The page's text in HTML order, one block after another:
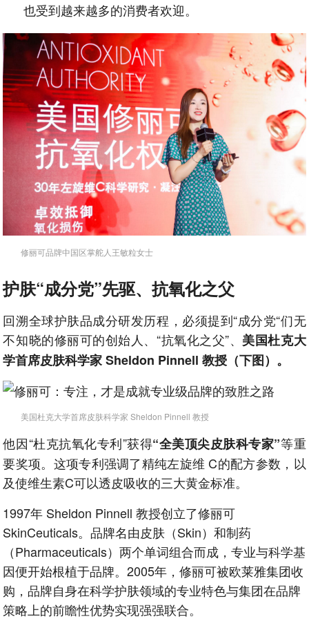
也受到越来越多的消费者欢迎。
修丽可品牌中国区掌舵人王敏粒女士
护肤“成分党”先驱、抗氧化之父
回溯全球护肤品成分研发历程，必须提到“成分党“们无
不知晓的修丽可的创始人、“抗氧化之父”、 美国杜克大
学首席皮肤科学家 Sheldon Pinnell 教授（下图）。
美国杜克大学首席皮肤科学家 Sheldon Pinnell 教授
他因“杜克抗氧化专利”获得“全美顶尖皮肤科专家”等重
要奖项。这项专利强调了精纯左旋维 C的配方参数，以
及使维生素C可以透皮吸收的三大黄金标准。
1997年 Sheldon Pinnell 教授创立了修丽可
SkinCeuticals。品牌名由皮肤（Skin）和制药
（Pharmaceuticals）两个单词组合而成，专业与科学基
因便开始根植于品牌。2005年，修丽可被欧莱雅集团收
购，品牌自身在科学护肤领域的专业特色与集团在品牌
策略上的前瞻性优势实现强强联合。